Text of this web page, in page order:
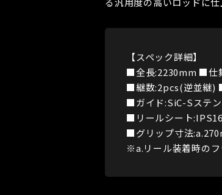
【スペック詳細】
■全長:2230mm ■仕
■継数:2pcs(逆並継)
■ガイド:SiC-Sステ
■リールシート
■グリップ寸法
※a.リール装着時の